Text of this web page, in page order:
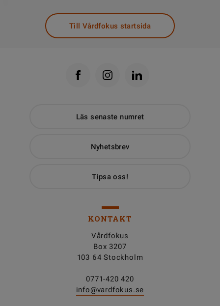
Till Vårdfokus startsida
Läs senaste numret
Nyhetsbrev
Tipsa oss!
KONTAKT
Vårdfokus
Box 3207
103 64 Stockholm
0771-420 420
info@vardfokus.se